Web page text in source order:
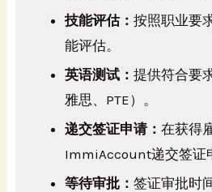
技能评估：按照职业要
能评估。
英语测试：提供符合要
雅思、PTE）。
递交签证申请：在获得
ImmiAccount递交签证
等待审批：签证审批时